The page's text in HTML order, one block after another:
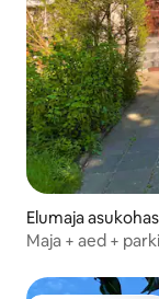
Elumaja
Maja + aed +